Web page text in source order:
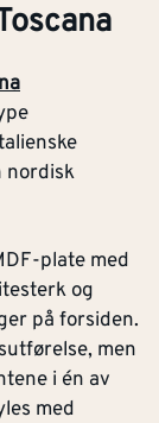
nordisk
plate med
og
på forsiden.
men
i én av
med